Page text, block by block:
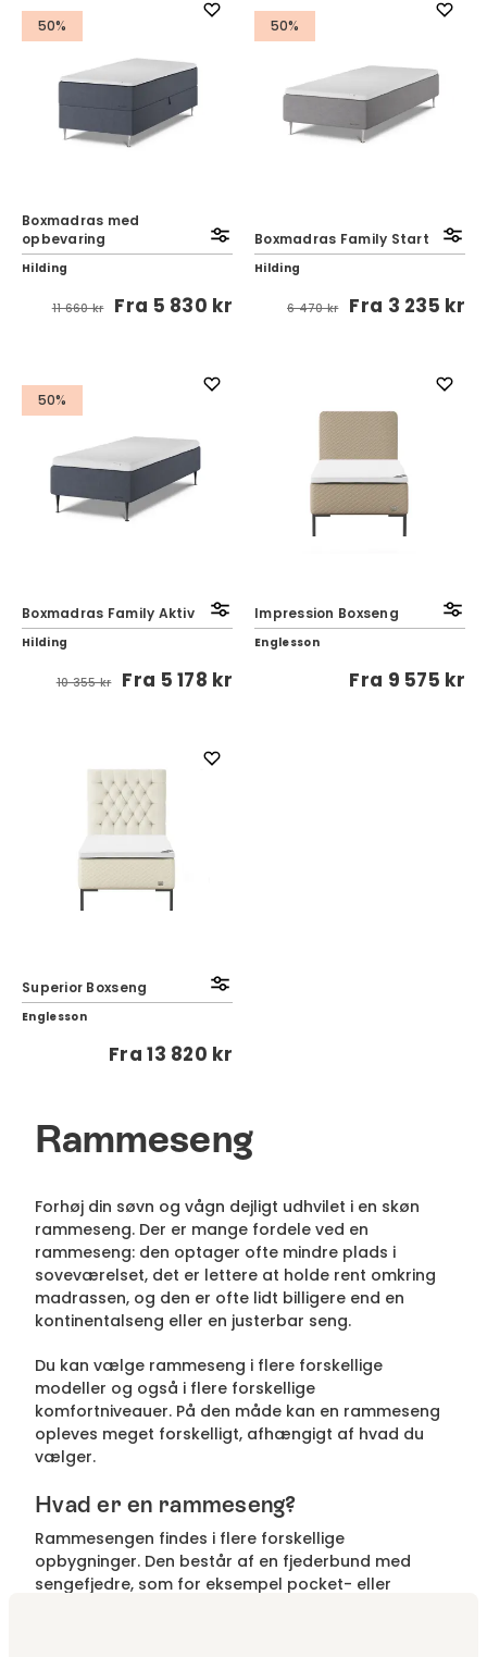
50%
Boxmadras med
opbevaring
Hilding
11 660 kr Fra 5 830 kr
50%
Boxmadras Family Start
Hilding
6 470 kr Fra 3 235 kr
50%
Boxmadras Family Aktiv
Hilding
10 355 kr Fra 5 178 kr
Impression Boxseng
Englesson
Fra 9 575 kr
Superior Boxseng
Englesson
Fra13 820 kr
Rammeseng
Forhøj din søvn og vågn dejligt udhvilet i en skøn
rammeseng. Der er mange fordele ved en
rammeseng: den optager ofte mindre plads i
soveværelset, det er lettere at holde rent omkring
madrassen, og den er ofte lidt billigere end en
kontinentalseng eller en justerbar seng.
Du kan vælge rammeseng i flere forskellige
modeller og også i flere forskellige
komfortniveauer. På den måde kan en rammeseng
opleves meget forskelligt, afhængigt af hvad du
vælger.
Hvad er en rammeseng?
Rammesengen findes i flere forskellige
opbygninger. Den består af en fjederbund med
sengefjedre, som for eksempel pocket- eller